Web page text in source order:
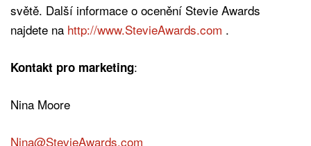
světě. Další informace o ocenění Stevie Awards
najdete na http://www.StevieAwards.com .
Kontakt pro marketing:
Nina Moore
Nina@StevieAwards.com